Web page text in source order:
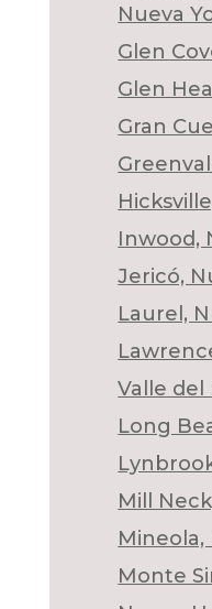
Nueva
Glen
Glen
Gran
Inwood,
Jericó,
Laurel,
Valle del
Long
Mill
Mineola,
Monte